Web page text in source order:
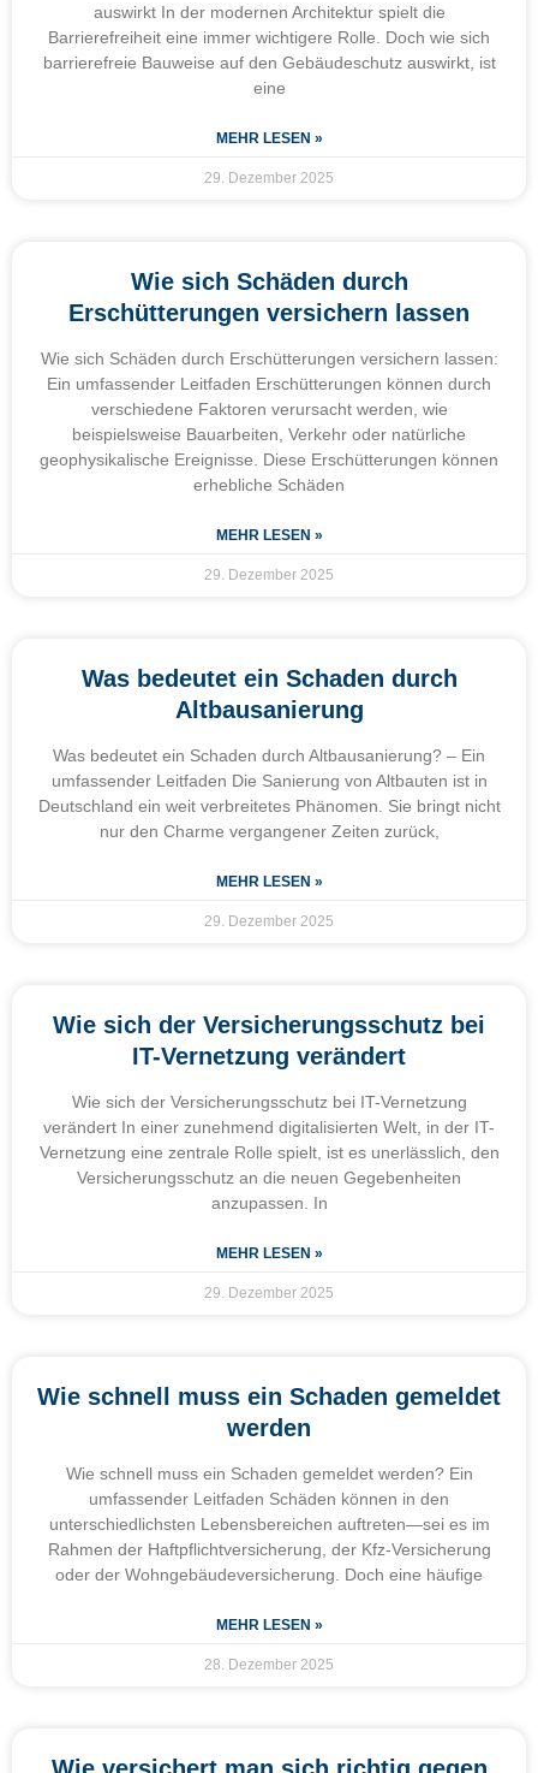
auswirkt In der modernen Architektur spielt die
Barrierefreiheit eine immer wichtigere Rolle. Doch wie sich
barrierefreie Bauweise auf den Gebäudeschutz auswirkt, ist
eine
MEHR LESEN »
29. Dezember 2025
Wie sich Schäden durch
Erschütterungen versichern lassen
Wie sich Schäden durch Erschütterungen versichern lassen:
Ein umfassender Leitfaden Erschütterungen können durch
verschiedene Faktoren verursacht werden, wie
beispielsweise Bauarbeiten, Verkehr oder natürliche
geophysikalische Ereignisse. Diese Erschütterungen können
erhebliche Schäden
MEHR LESEN »
29. Dezember 2025
Was bedeutet ein Schaden durch
Altbausanierung
Was bedeutet ein Schaden durch Altbausanierung? – Ein
umfassender Leitfaden Die Sanierung von Altbauten ist in
Deutschland ein weit verbreitetes Phänomen. Sie bringt nicht
nur den Charme vergangener Zeiten zurück,
MEHR LESEN »
29. Dezember 2025
Wie sich der Versicherungsschutz bei
IT-Vernetzung verändert
Wie sich der Versicherungsschutz bei IT-Vernetzung
verändert In einer zunehmend digitalisierten Welt, in der IT-
Vernetzung eine zentrale Rolle spielt, ist es unerlässlich, den
Versicherungsschutz an die neuen Gegebenheiten
anzupassen. In
MEHR LESEN »
29. Dezember 2025
Wie schnell muss ein Schaden gemeldet
werden
Wie schnell muss ein Schaden gemeldet werden? Ein
umfassender Leitfaden Schäden können in den
unterschiedlichsten Lebensbereichen auftreten—sei es im
Rahmen der Haftpflichtversicherung, der Kfz-Versicherung
oder der Wohngebäudeversicherung. Doch eine häufige
MEHR LESEN »
28. Dezember 2025